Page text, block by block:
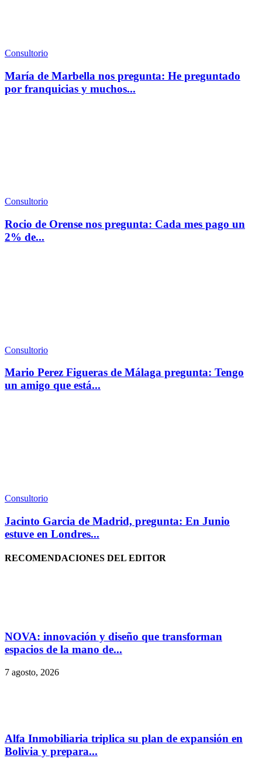
Consultorio
María de Marbella nos pregunta: He preguntado
por franquicias y muchos...
Consultorio
Rocio de Orense nos pregunta: Cada mes pago un
2% de...
Consultorio
Mario Perez Figueras de Málaga pregunta: Tengo
un amigo que está...
Consultorio
Jacinto Garcia de Madrid, pregunta: En Junio
estuve en Londres...
RECOMENDACIONES DEL EDITOR
NOVA: innovación y diseño que transforman
espacios de la mano de...
7 agosto, 2026
Alfa Inmobiliaria triplica su plan de expansión en
Bolivia y prepara...